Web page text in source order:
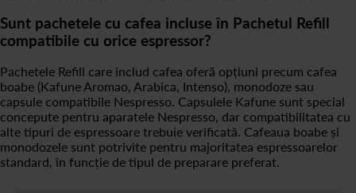
Sunt pachetele cu cafea incluse în Pachetul Refill
compatibile cu orice espressor?
Pachetele Refill care includ cafea oferă opțiuni precum cafea
boabe (Kafune Aromao, Arabica, Intenso), monodoze sau
capsule compatibile Nespresso. Capsulele Kafune sunt special
concepute pentru aparatele Nespresso, dar compatibilitatea cu
alte tipuri de espressoare trebuie verificată. Cafeaua boabe și
monodozele sunt potrivite pentru majoritatea espressoarelor
standard, în funcție de tipul de preparare preferat.